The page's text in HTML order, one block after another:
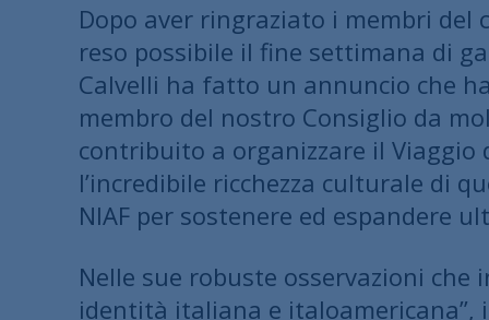
Dopo aver ringraziato i membri del
reso possibile il fine settimana di
Calvelli ha fatto un annuncio che
membro del nostro Consiglio da
contribuito a organizzare il
l’incredibile ricchezza culturale di
NIAF per sostenere ed espandere
Nelle sue robuste osservazioni che
identità italiana e italoamericana”,